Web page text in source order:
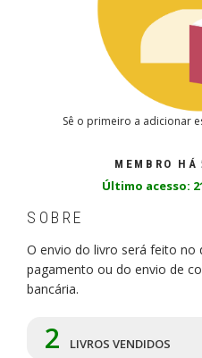
Sê o primeiro a adicionar
MEMBRO HÁ
Último acesso:
SOBRE
O envio do livro será feito no
pagamento ou do envio de
bancária.
2 LIVROS VENDIDOS